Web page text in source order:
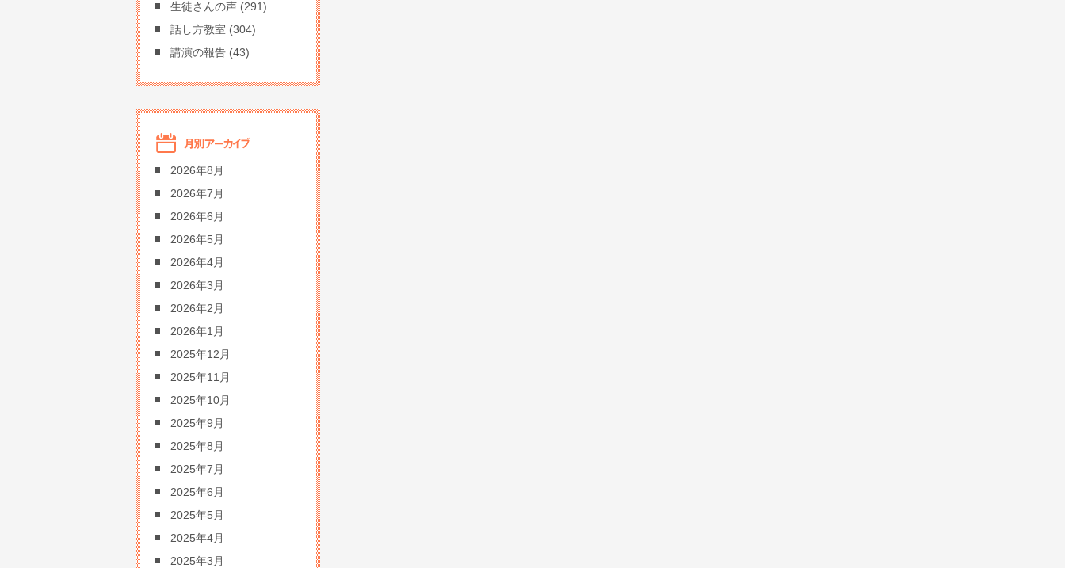
生徒さんの声 (291)
話し方教室 (304)
講演の報告 (43)
2026年8月
2026年7月
2026年6月
2026年5月
2026年4月
2026年3月
2026年2月
2026年1月
2025年12月
2025年11月
2025年10月
2025年9月
2025年8月
2025年7月
2025年6月
2025年5月
2025年4月
2025年3月